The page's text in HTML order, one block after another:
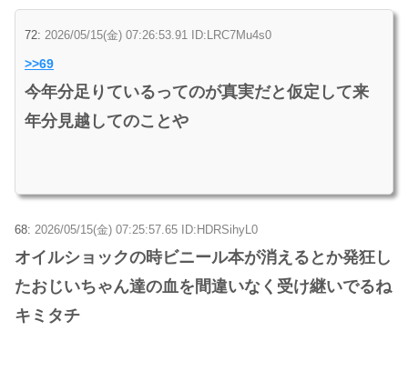
72: 2026/05/15(金) 07:26:53.91 ID:LRC7Mu4s0
>>69
今年分足りているってのが真実だと仮定して来
年分見越してのことや
68: 2026/05/15(金) 07:25:57.65 ID:HDRSihyL0
オイルショックの時ビニール本が消えるとか発狂し
たおじいちゃん達の血を間違いなく受け継いでるね
キミタチ